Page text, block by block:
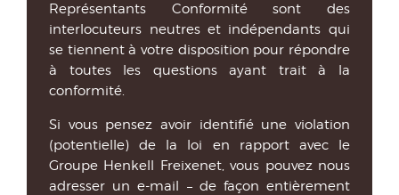
Représentants Conformité sont des
interlocuteurs neutres et indépendants qui
se tiennent à votre disposition pour répondre
à toutes les questions ayant trait à la
conformité.
Si vous pensez avoir identifié une violation
(potentielle) de la loi en rapport avec le
Groupe Henkell Freixenet, vous pouvez nous
adresser un e-mail – de façon entièrement